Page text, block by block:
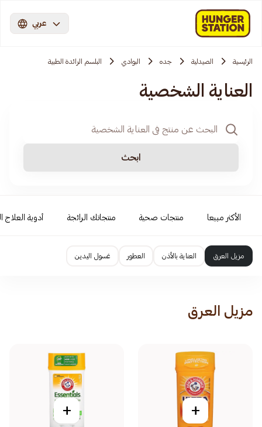
عربي
الرئيسية الصيدلية جده البوادي البلسم الرائدة الطبية
العناية الشخصية
ابحث
الأكثر مبيعا منتجات صحية منتجاتك الرائجة أدوية العلاج
مزيل العرق العناية بالأذن العطور غسول اليدين
مزيل العرق
+
+